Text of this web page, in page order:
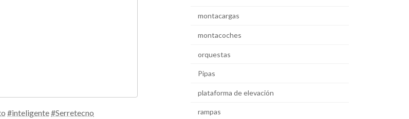
#inteligente#Serretecno
montacargas
montacoches
orquestas
Pipas
plataforma de elevación
rampas